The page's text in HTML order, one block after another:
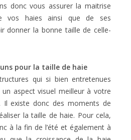
donc vous assurer la maitrise
vos haies ainsi que de ses
donner la bonne taille de celle-
pour la taille de haie
qui si bien entretenues
aspect visuel meilleur à votre
existe donc des moments de
la taille de haie. Pour cela,
à la fin de l’été et également à